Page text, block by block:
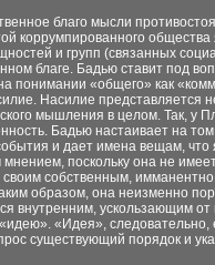
благо мысли
коррумпированного
и групп (связанных
благе. Бадью ставит под
понимании «общего» как
Насилие представляется
мышления в целом. Так, у
Бадью настаивает на
и дает имена вещам,
поскольку она не
собственным,
образом, она неизменно
внутренним, ускользающим
«Идея»,
существующий порядок и